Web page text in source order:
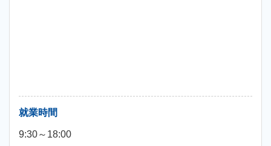
就業時間
9:30～18:00